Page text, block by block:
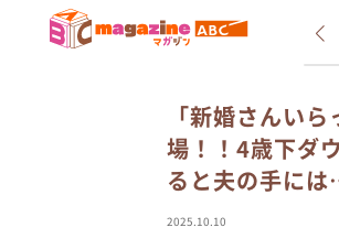
新着 インタビュー
「新婚さんい
場！！4歳下ダ
ると夫の手に
2025.10.10